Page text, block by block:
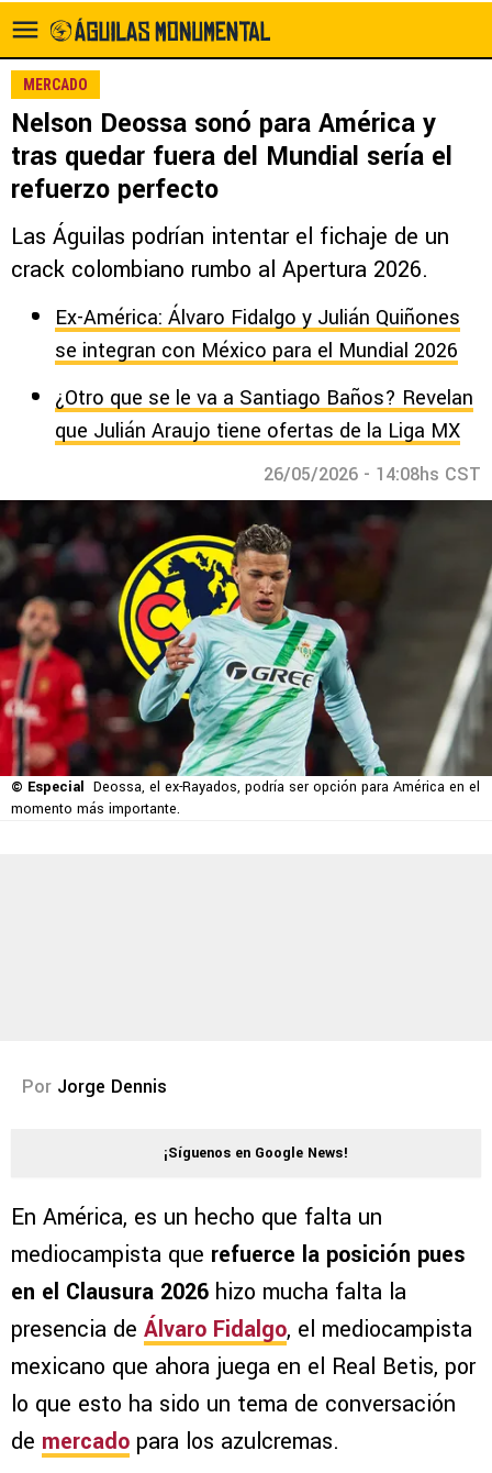
MERCADO
Nelson Deossa sonó para América y
tras quedar fuera del Mundial sería el
refuerzo perfecto
Las Águilas podrían intentar el fichaje de un
crack colombiano rumbo al Apertura 2026.
Ex-América: Álvaro Fidalgo y Julián Quiñones
se integran con México para el Mundial 2026
¿Otro que se le va a Santiago Baños? Revelan
que Julián Araujo tiene ofertas de la Liga MX
26/05/2026 - 14:08hs CST
© Especial Deossa, el ex-Rayados, podría ser opción para América en el
momento más importante.
Por Jorge Dennis
¡Síguenos en Google News!
En América, es un hecho que falta un
mediocampista que refuerce la posición pues
en el Clausura 2026 hizo mucha falta la
presencia de Álvaro Fidalgo, el mediocampista
mexicano que ahora juega en el Real Betis, por
lo que esto ha sido un tema de conversación
de mercado para los azulcremas.